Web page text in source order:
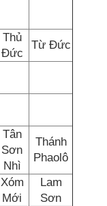
Thủ
Đức
Từ Đức
Tân
Sơn
Nhì
Thánh
Phaolô
Xóm
Mới
Lam
Sơn